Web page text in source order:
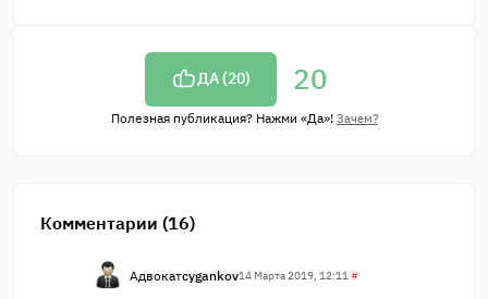
ДА (20) 20
Полезная публикация? Нажми «Да»! Зачем?
Комментарии (16)
Адвокатcygankov14 Марта 2019, 12:11#